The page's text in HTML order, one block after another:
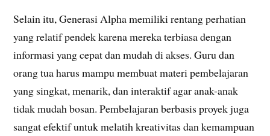
Selain itu, Generasi Alpha memiliki rentang perhatian
yang relatif pendek karena mereka terbiasa dengan
informasi yang cepat dan mudah di akses. Guru dan
orang tua harus mampu membuat materi pembelajaran
yang singkat, menarik, dan interaktif agar anak-anak
tidak mudah bosan. Pembelajaran berbasis proyek juga
sangat efektif untuk melatih kreativitas dan kemampuan